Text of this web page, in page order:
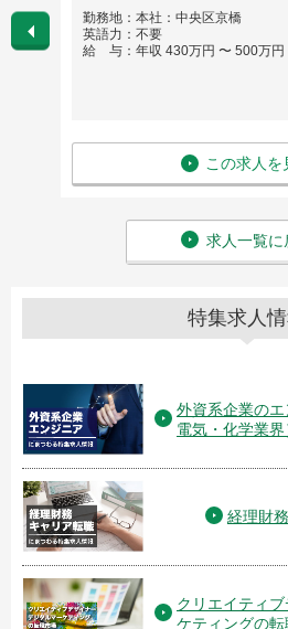
勤務地：本社：中央区京橋
英語力：不要
給 与：年収 430万円 〜 500万円
この求人を
求人一覧に
特集求人
外資系企業のエ
電気・化学業界
経理財
クリエイティ
ケティングの